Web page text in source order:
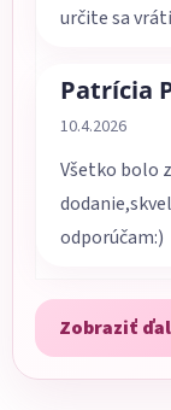
určite sa
Patrícia
Hodnotenie
10.4.2026
Všetko bolo
odporúčam:)
Zobraziť